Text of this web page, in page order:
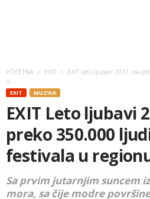
POČETNA EXIT
EXIT Leto ljubavi 2017.
u...
EXIT MUZIKA
EXIT Leto ljubavi
preko 350.000
festivala u
Sa prvim jutarnjim suncem
mora, sa čije modre